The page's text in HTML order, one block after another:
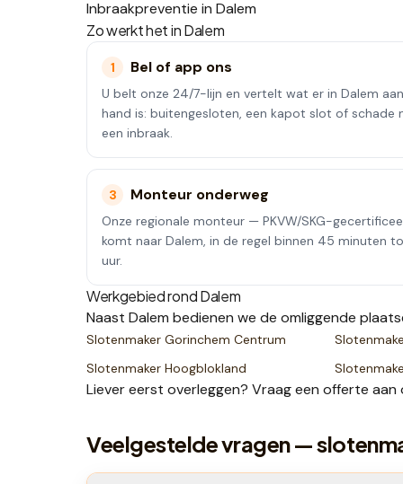
Inbraakpreventie in Dalem
Zo werkt het inDalem
1 Bel of app ons
U belt onze 24/7-lijn en vertelt wat er in Dalem
hand is: buitengesloten, een kapot slot of schade
een inbraak.
3 Monteur onderweg
Onze regionale monteur — PKVW/SKG-
komt naar Dalem, in de regel binnen 45 minuten
uur.
Werkgebied rondDalem
Naast Dalem bedienen we de omliggende
Slotenmaker Gorinchem Centrum
Slotenmaker Hoogblokland
Liever eerst overleggen? Vraag een offerte aan
Veelgestelde vragen —